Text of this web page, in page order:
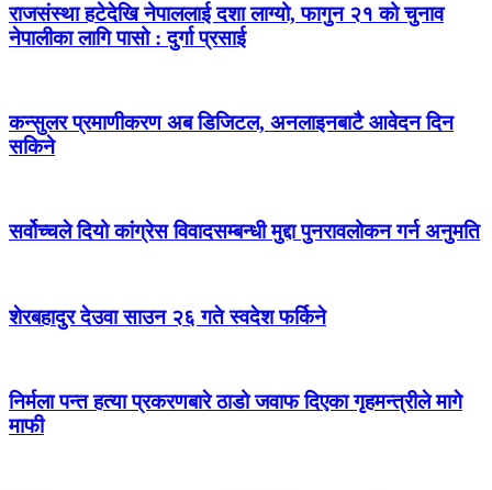
राजसंस्था हटेदेखि नेपाललाई दशा लाग्यो, फागुन २१ को चुनाव
नेपालीका लागि पासो : दुर्गा प्रसाई
कन्सुलर प्रमाणीकरण अब डिजिटल, अनलाइनबाटै आवेदन दिन
सकिने
सर्वोच्चले दियो कांग्रेस विवादसम्बन्धी मुद्दा पुनरावलोकन गर्न अनुमति
शेरबहादुर देउवा साउन २६ गते स्वदेश फर्किने
निर्मला पन्त हत्या प्रकरणबारे ठाडो जवाफ दिएका गृहमन्त्रीले मागे
माफी